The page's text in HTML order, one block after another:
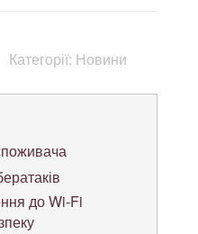
Категорії: Новини
до Wi-Fi